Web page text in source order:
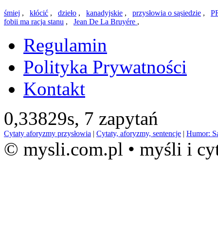
śmiej , kłócić , dzieło , kanadyjskie , przysłowia o sąsiedzie ,
fobii ma racja stanu , Jean De La Bruyére ,
Regulamin
Polityka Prywatności
Kontakt
0,33829s, 7 zapytań
Cytaty aforyzmy przysłowia | Cytaty, aforyzmy, sentencje | Humor:
© mysli.com.pl • myśli i